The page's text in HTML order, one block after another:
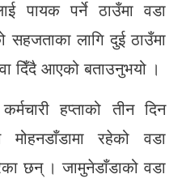
पायक पर्ने ठाउँमा वडा
सहजताका लागि दुई ठाउँमा
दिँदै आएको बताउनुभयो ।
हप्ताको तीन दिन
रहेको वडा
छन् । जामुनेडाँडाको वडा